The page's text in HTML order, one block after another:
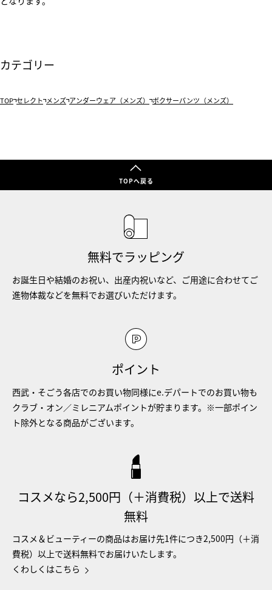
カテゴリー
TOP セレクト メンズ アンダーウェア（メンズ） ボクサーパンツ（メンズ）
TOPへ戻る
無料でラッピング
お誕生日や結婚のお祝い、出産内祝いなど、ご用途に合わせてご
進物体裁などを無料でお選びいただけます。
ポイント
西武・そごう各店でのお買い物同様にe.デパートでのお買い物も
クラブ・オン／ミレニアムポイントが貯まります。※一部ポイン
ト除外となる商品がございます。
コスメなら2,500円（＋消費税）以上で送料
無料
コスメ＆ビューティーの商品はお届け先1件につき2,500円（＋消
費税）以上で送料無料でお届けいたします。
くわしくはこちら